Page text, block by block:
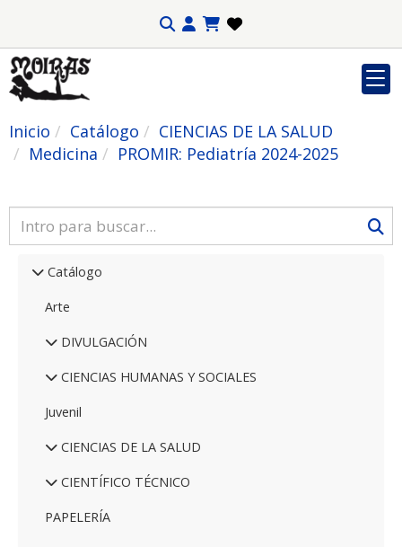
Inicio Catálogo
CIENCIAS DE LA SALUD
Medicina
PROMIR: Pediatría 2024-2025
Catálogo
Arte
DIVULGACIÓN
CIENCIAS HUMANAS Y SOCIALES
Juvenil
CIENCIAS DE LA SALUD
CIENTÍFICO TÉCNICO
PAPELERÍA